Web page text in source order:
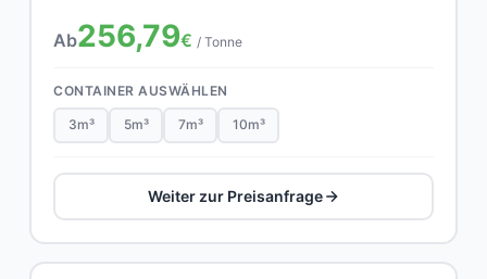
Ab256,79€ / Tonne
CONTAINER AUSWÄHLEN
3m³ 5m³ 7m³ 10m³
Weiter zur Preisanfrage